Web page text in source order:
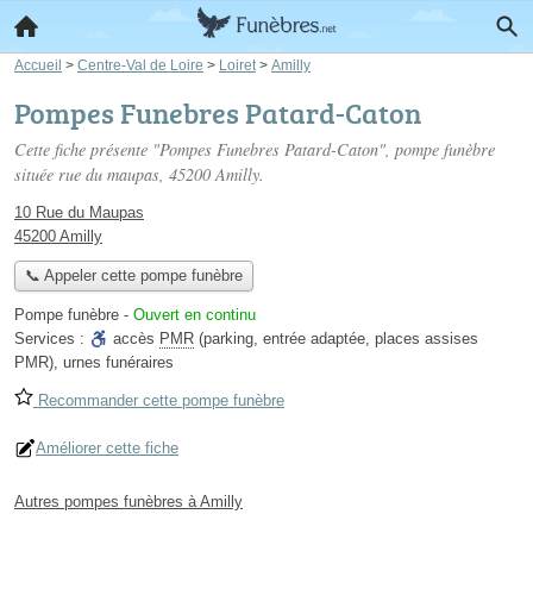
Accueil > Centre-Val de Loire > Loiret > Amilly
Pompes Funebres Patard-Caton
Cette fiche présente "Pompes Funebres Patard-Caton", pompe funèbre
située rue du maupas, 45200 Amilly.
10 Rue du Maupas
45200 Amilly
📞 Appeler cette pompe funèbre
Pompe funèbre - Ouvert en continu
Services :
accès PMR (parking, entrée adaptée, places assises
PMR), urnes funéraires
Recommander cette pompe funèbre
Améliorer cette fiche
Autres pompes funèbres à Amilly